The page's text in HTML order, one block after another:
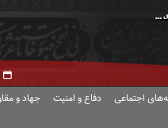
اجتماعی دفاع و امنیت جهاد و